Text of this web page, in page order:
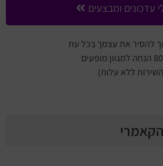
עדכונים ומבצעים
להסיר את עצמך בכל עת
ללא עלות)
הקאמרי